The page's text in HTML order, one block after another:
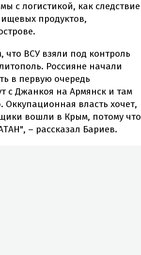
с логистикой, как следствие
продуктов,
ВСУ взяли под контроль
Россияне начали
в первую очередь
с Джанкоя на Армянск и там
власть хочет,
вошли в Крым, потому что
– рассказал Бариев.